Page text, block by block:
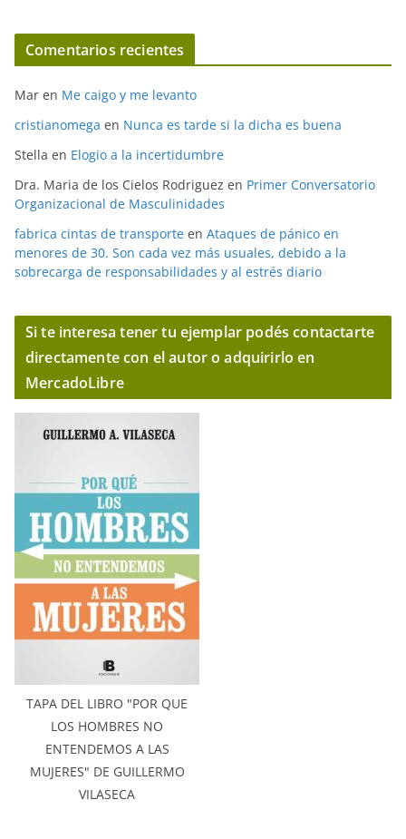
Comentarios recientes
Mar en Me caigo y me levanto
cristianomega en Nunca es tarde si la dicha es buena
Stella en Elogio a la incertidumbre
Dra. Maria de los Cielos Rodriguez en Primer Conversatorio
Organizacional de Masculinidades
fabrica cintas de transporte en Ataques de pánico en
menores de 30. Son cada vez más usuales, debido a la
sobrecarga de responsabilidades y al estrés diario
Si te interesa tener tu ejemplar podés contactarte
directamente con el autor o adquirirlo en
MercadoLibre
TAPA DEL LIBRO "POR QUE
LOS HOMBRES NO
ENTENDEMOS A LAS
MUJERES" DE GUILLERMO
VILASECA